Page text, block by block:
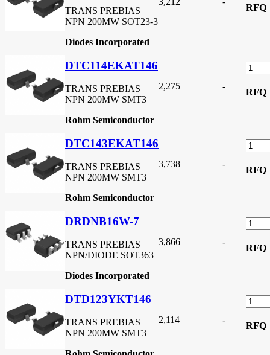
TRANS PREBIAS
NPN 200MW SOT23-3
Diodes Incorporated
RFQ
DTC114EKAT146
TRANS PREBIAS
NPN 200MW SMT3
Rohm Semiconductor
2,275 -
RFQ
DTC143EKAT146
TRANS PREBIAS
NPN 200MW SMT3
Rohm Semiconductor
3,738 -
RFQ
DRDNB16W-7
TRANS PREBIAS
NPN/DIODE SOT363
Diodes Incorporated
3,866 -
RFQ
DTD123YKT146
TRANS PREBIAS
NPN 200MW SMT3
2,114 -
RFQ